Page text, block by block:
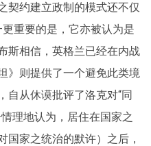
契约建立政制的模式还不仅
重要的是，它亦被认为是
斯相信，英格兰已经在内战
》则提供了一个避免此类境
自从休谟批评了洛克对“同
理地认为，居住在国家之
国家之统治的默许）之后，